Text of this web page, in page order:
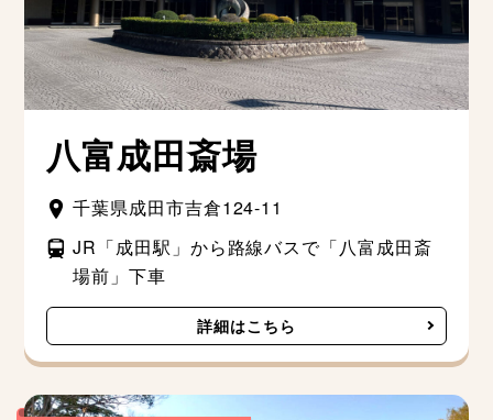
八富成田斎場
千葉県成田市吉倉124-11
JR「成田駅」から路線バスで「八富成田斎
場前」下車
詳細はこちら